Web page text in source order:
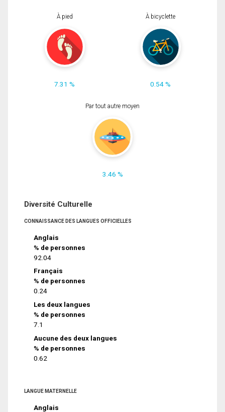
À pied
7.31 %
À bicyclette
0.54 %
Par tout autre moyen
3.46 %
Diversité Culturelle
CONNAISSANCE DES LANGUES OFFICIELLES
Anglais
% de personnes
92.04
Français
% de personnes
0.24
Les deux langues
% de personnes
7.1
Aucune des deux langues
% de personnes
0.62
LANGUE MATERNELLE
Anglais